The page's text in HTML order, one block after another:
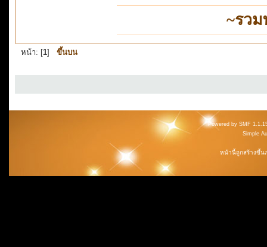
~รว
หน้า: [1] ขึ้นบน
Powered by SMF
Simple
หน้านี้ถูกสร้างขึ้น